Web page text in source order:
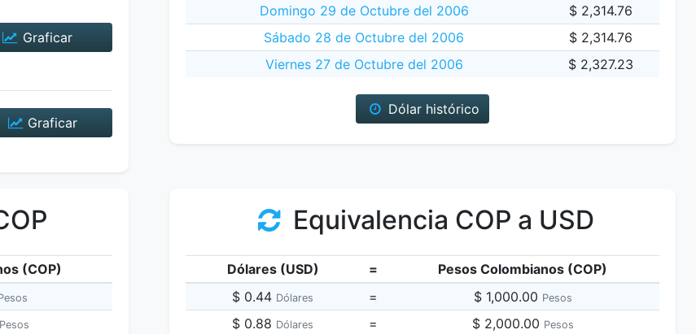
Graficar
Graficar
Domingo 29 de Octubre del 2006
$ 2,314.76
Sábado 28 de Octubre del 2006
$ 2,314.76
Viernes 27 de Octubre del 2006
$ 2,327.23
Dólar histórico
(COP)
Pesos
Equivalencia COP a USD
Dólares (USD) =
Pesos Colombianos (COP)
$ 0.44 Dólares = $ 1,000.00 Pesos
$ 0.88 Dólares = $ 2,000.00 Pesos